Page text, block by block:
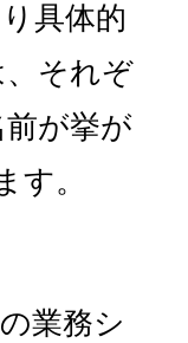
具体的
それぞ
が挙が
す。
業務シ